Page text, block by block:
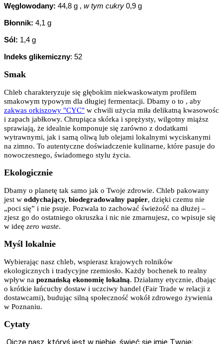
Węglowodany: 44,8 g , w tym cukry 0,9 g
Błonnik: 4,1 g
Sól: 1,4 g
Indeks glikemiczny: 52
Smak
Chleb charakteryzuje się głębokim niekwaskowatym profilem
smakowym typowym dla długiej fermentacji. Dbamy o to , aby
zakwas orkiszowy "CYC" w chwili użycia miła delikatną kwasowośc
i zapach jabłkowy. Chrupiąca skórka i sprężysty, wilgotny miąższ
sprawiają, że idealnie komponuje się zarówno z dodatkami
wytrawnymi, jak i samą oliwą lub olejami lokalnymi wyciskanymi
na zimno. To autentyczne doświadczenie kulinarne, które pasuje do
nowoczesnego, świadomego stylu życia.
Ekologicznie
Dbamy o planetę tak samo jak o Twoje zdrowie. Chleb pakowany
jest w oddychający, biodegradowalny papier, dzięki czemu nie
„poci się” i nie psuje. Pozwala to zachować świeżość na dłużej –
zjesz go do ostatniego okruszka i nic nie zmarnujesz, co wpisuje się
w ideę zero waste.
Myśl lokalnie
Wybierając nasz chleb, wspierasz krajowych rolników
ekologicznych i tradycyjne rzemiosło. Każdy bochenek to realny
wpływ na poznańską ekonomię lokalną. Działamy etycznie, dbając
o krótkie łańcuchy dostaw i uczciwy handel (Fair Trade w relacji z
dostawcami), budując silną społeczność wokół zdrowego żywienia
w Poznaniu.
Cytaty